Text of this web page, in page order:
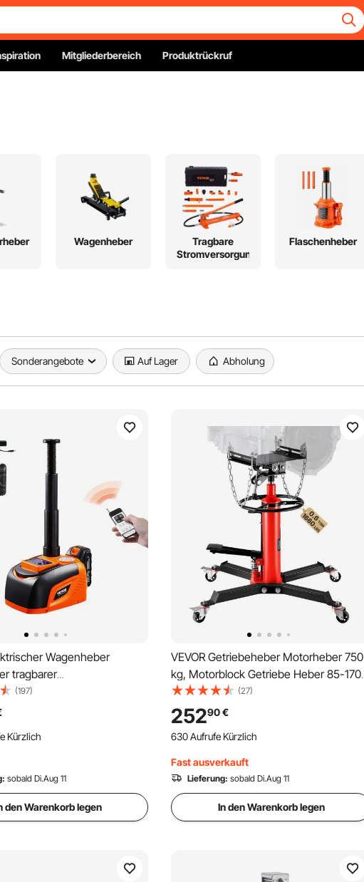
Mitgliederbereich Produktrückruf
Wagenheber
Tragbare
Stromversorgung
Flaschenheber
Sonderangebote Auf Lager Abholung
Wagenheber
tragbarer
mit hoher
t), Reifenwechselersatz mit
Fernbedienung,
Set für Limousine SUV
(197)
Kürzlich
sobald Di.Aug 11
den Warenkorb legen
VEVOR Getriebeheber Motorheber 750
kg, Motorblock Getriebe Heber 85-170
cm Hubbereich, 2-Stufen Faulenzer
hydraulischer Wagenheber kfz Heber
Motorblock Motorheber
Autowerkstätten Autogetrieben, Rot
(27)
25290€
630 Aufrufe Kürzlich
Fast ausverkauft
Lieferung: sobald Di.Aug 11
In den Warenkorb legen